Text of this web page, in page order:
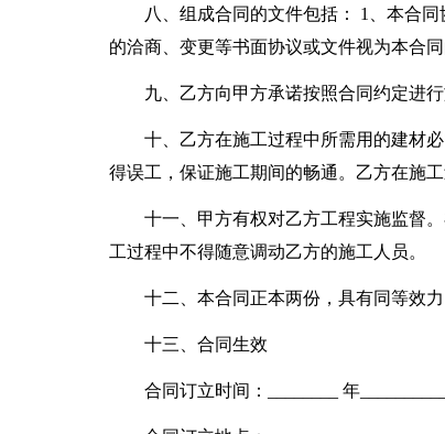
八、组成合同的文件包括： 1、本合
的洽商、变更等书面协议或文件视为本合同
九、乙方向甲方承诺按照合同约定进
十、乙方在施工过程中所需用的建材
得误工，保证施工期间的畅通。乙方在施
十一、甲方有权对乙方工程实施监督
工过程中不得随意调动乙方的施工人员。
十二、本合同正本两份，具有同等效
十三、合同生效
合同订立时间：________ 年